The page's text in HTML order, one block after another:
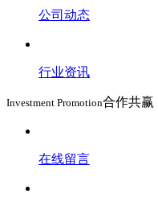
公司动态
行业资讯
Investment Promotion合作共赢
在线留言